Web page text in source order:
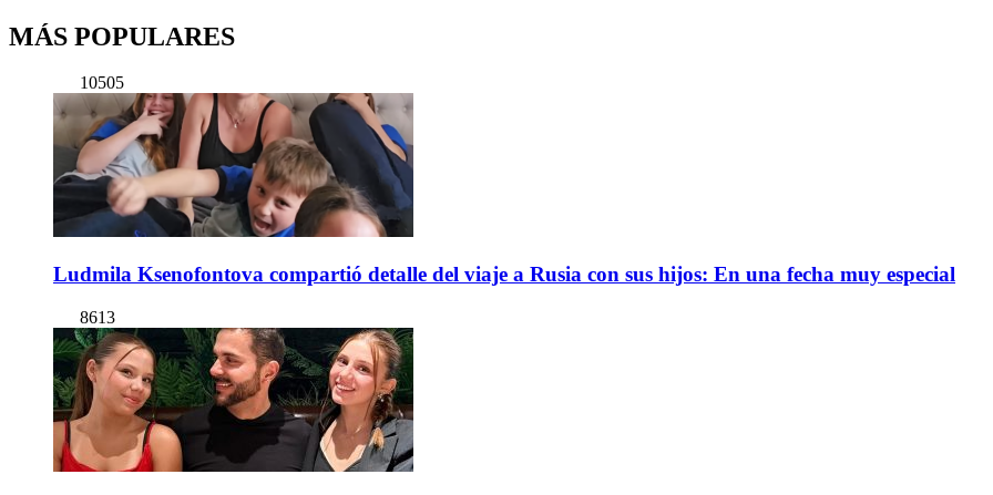
MÁS POPULARES
10505
Ludmila Ksenofontova compartió detalle del viaje a Rusia con sus hijos: En una fecha muy especial
8613